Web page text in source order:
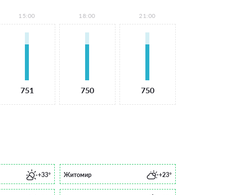
15:00
751
18:00
750
21:00
750
+33° Житомир +23°